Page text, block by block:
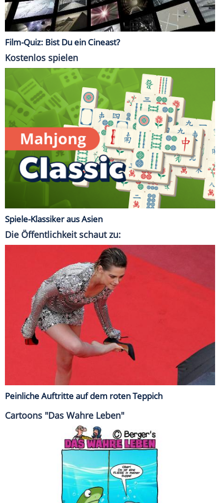
Film-Quiz: Bist Du ein Cineast?
Kostenlos spielen
Spiele-Klassiker aus Asien
Die Öffentlichkeit schaut zu:
Peinliche Auftritte auf dem roten Teppich
Cartoons "Das Wahre Leben"